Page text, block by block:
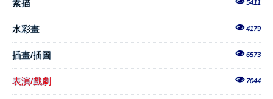
素描 5411
水彩畫 4179
插畫/插圖 6573
表演/戲劇 7044